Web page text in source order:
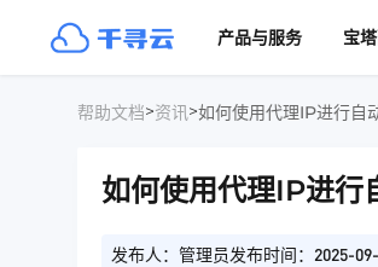
产品与服务 宝
帮助文档>资讯>如何使用代理IP进行自
如何使用代理IP进行
发布人：管理员发布时间：2025-